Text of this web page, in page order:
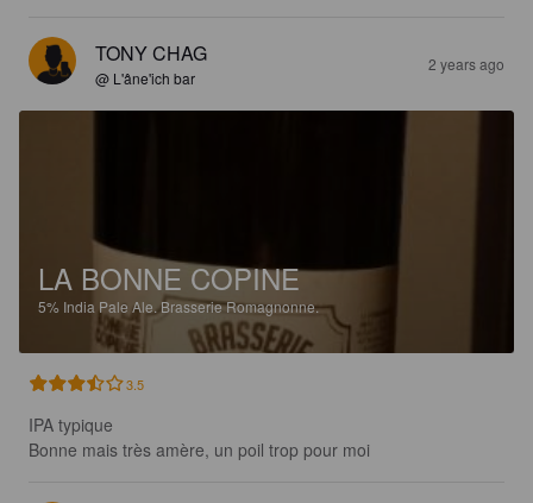
TONY CHAG
@ L'âne'ich bar
2 years ago
LA BONNE COPINE
5% India Pale Ale.Brasserie Romagnonne.
3.5
IPA typique
Bonne mais très amère, un poil trop pour moi